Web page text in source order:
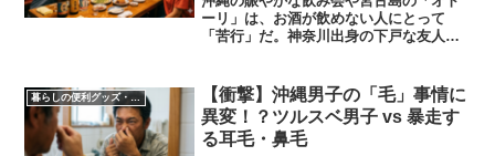
ーリ」は、お酒が飲めない人にとって
「苦行」だ。神奈川出身の下戸な友人の
時間」で酒豪になれる、驚きの解決策を
共有する。
暮らしの便利グッズ・便利家電
【衝撃】沖縄男子の「毛」事情に
異変！？ツルスベ男子 vs 暴走す
る耳毛・鼻毛